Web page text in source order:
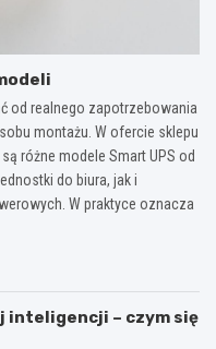
od realnego zapotrzebowania
montażu. W ofercie sklepu
różne modele Smart UPS od
do biura, jak i
W praktyce oznacza
inteligencji – czym się